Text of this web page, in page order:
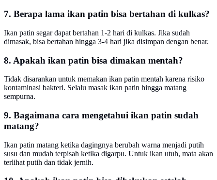
7. Berapa lama ikan patin bisa bertahan di kulkas?
Ikan patin segar dapat bertahan 1-2 hari di kulkas. Jika sudah
dimasak, bisa bertahan hingga 3-4 hari jika disimpan dengan benar.
8. Apakah ikan patin bisa dimakan mentah?
Tidak disarankan untuk memakan ikan patin mentah karena risiko
kontaminasi bakteri. Selalu masak ikan patin hingga matang
sempurna.
9. Bagaimana cara mengetahui ikan patin sudah
matang?
Ikan patin matang ketika dagingnya berubah warna menjadi putih
susu dan mudah terpisah ketika digarpu. Untuk ikan utuh, mata akan
terlihat putih dan tidak jernih.